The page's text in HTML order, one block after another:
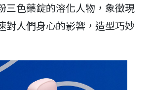
三色藥錠的溶化人物，象徵現
對人們身心的影響，造型巧妙